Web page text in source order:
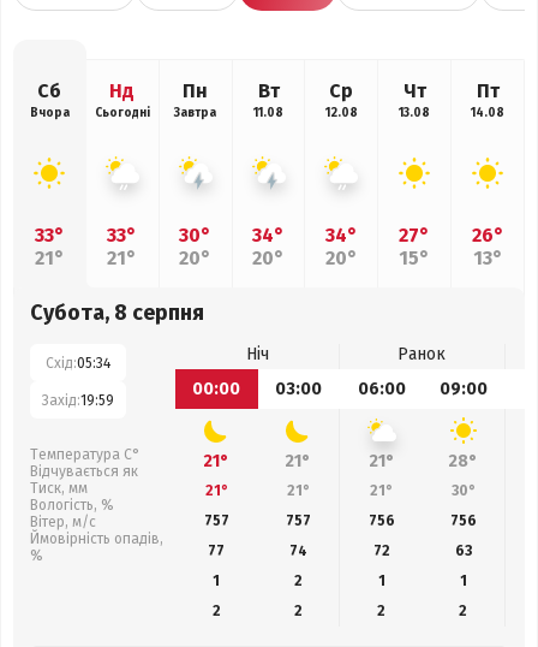
Сб
Вчора
33°
21°
Нд
Сьогодні
33°
21°
Пн
Завтра
30°
20°
Вт
11.08
34°
20°
Ср
12.08
34°
20°
Чт
13.08
27°
15°
Пт
14.08
26°
13°
Субота, 8 серпня
Схід:05:34
Захід:19:59
Температура С°
Відчувається як
Тиск, мм
Вологість, %
Вітер, м/с
Ймовірність опадів,
%
Ніч
Ранок
00:00
03:00 06:00 09:00
21° 21° 21° 28°
21° 21° 21° 30°
757
757 756 756
77
74 72 63
1
2 1
1
2
2 2 2